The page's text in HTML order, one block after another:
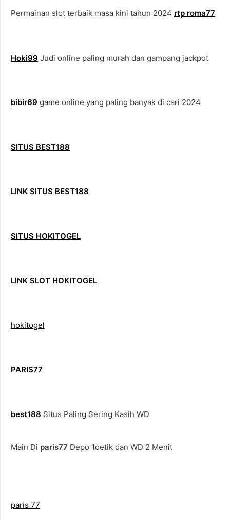
Permainan slot terbaik masa kini tahun 2024 rtp roma77
Hoki99 Judi online paling murah dan gampang jackpot
bibir69 game online yang paling banyak di cari 2024
SITUS BEST188
LINK SITUS BEST188
SITUS HOKITOGEL
LINK SLOT HOKITOGEL
hokitogel
PARIS77
best188 Situs Paling Sering Kasih WD
Main Di paris77 Depo 1detik dan WD 2 Menit
paris 77